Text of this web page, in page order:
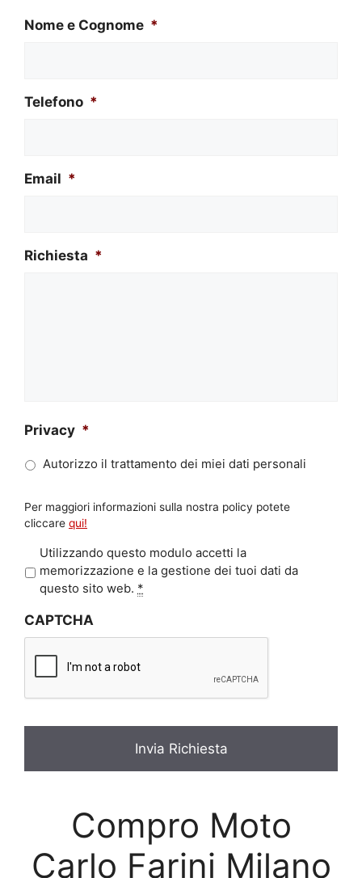
Nome e Cognome *
Telefono *
Email *
Richiesta *
Privacy *
Autorizzo il trattamento dei miei dati personali
Per maggiori informazioni sulla nostra policy potete
cliccare qui!
r
a
c
*
Utilizzando questo modulo accetti la
memorizzazione e la gestione dei tuoi dati da
questo sito web. *
CAPTCHA
Compro Moto
Carlo Farini Milano